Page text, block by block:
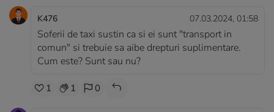
K476 07.03.2024, 01:58
Soferii de taxi sustin ca si ei sunt "transport in
comun" si trebuie sa aibe drepturi suplimentare.
Cum este? Sunt sau nu?
1 1 0